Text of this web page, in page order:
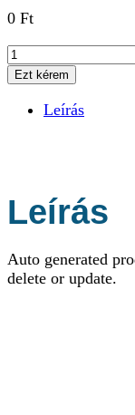
0 Ft
Membership
Product
mennyiség
Ezt kérem
Leírás
Leírás
Auto generated
delete or update.